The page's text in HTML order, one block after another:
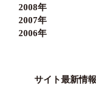
2008年
2007年
2006年
サイト最新情